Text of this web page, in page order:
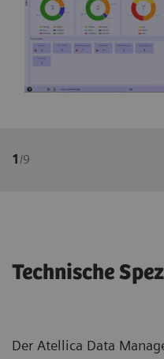
1/9
Technische
Der Atellica Data